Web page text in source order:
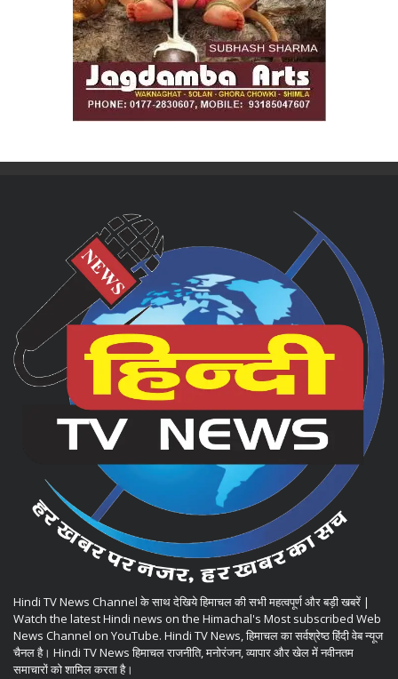
Hindi TV News Channel के साथ देखिये हिमाचल की सभी महत्वपूर्ण और बड़ी खबरें |
Watch the latest Hindi news on the Himachal's Most subscribed Web
News Channel on YouTube. Hindi TV News, हिमाचल का सर्वश्रेष्ठ हिंदी वेब न्यूज
चैनल है। Hindi TV News हिमाचल राजनीति, मनोरंजन, व्यापार और खेल में नवीनतम
समाचारों को शामिल करता है।